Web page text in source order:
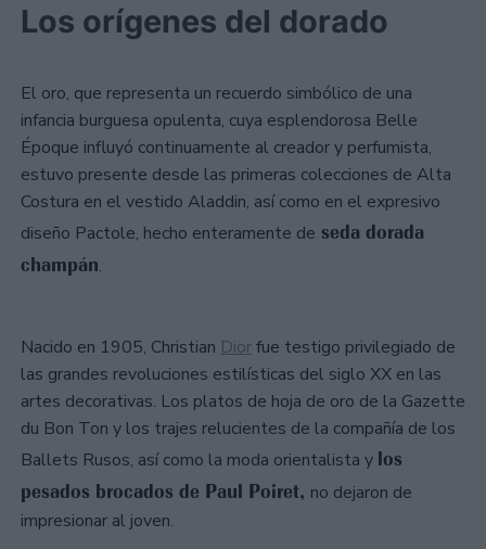
Los orígenes del dorado
El oro, que representa un recuerdo simbólico de una
infancia burguesa opulenta, cuya esplendorosa Belle
Époque influyó continuamente al creador y perfumista,
estuvo presente desde las primeras colecciones de Alta
Costura en el vestido Aladdin, así como en el expresivo
diseño Pactole, hecho enteramente de seda dorada
champán.
Nacido en 1905, Christian Diorfue testigo privilegiado de
las grandes revoluciones estilísticas del siglo XX en las
artes decorativas. Los platos de hoja de oro de la Gazette
du Bon Ton y los trajes relucientes de la compañía de los
Ballets Rusos, así como la moda orientalista y los
pesados brocados de Paul Poiret, no dejaron de
impresionar al joven.